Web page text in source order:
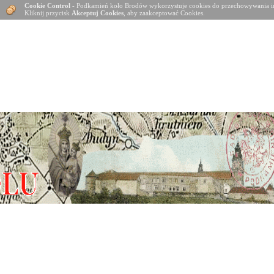
Cookie Control - Podkamień koło Brodów wykorzystuje cookies do
Kliknij przycisk Akceptuj Cookies , aby zaakceptować Cookies.